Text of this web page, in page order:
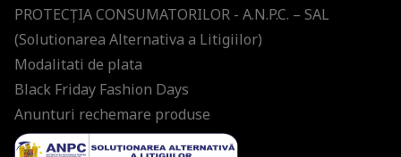
PROTECŢIA CONSUMATORILOR - A.N.P.C. – SAL
(Solutionarea Alternativa a Litigiilor)
Modalitati de plata
Black Friday Fashion Days
Anunturi rechemare produse